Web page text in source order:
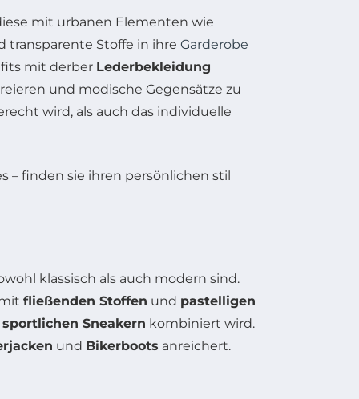
mit urbanen Elementen wie
transparente Stoffe in ihre Garderobe
mit derber Lederbekleidung
und modische Gegensätze zu
wird, als auch das individuelle
klassisch als auch modern sind.
fließenden Stoffen und pastelligen
sportlichen Sneakern kombiniert wird.
und Bikerboots anreichert.